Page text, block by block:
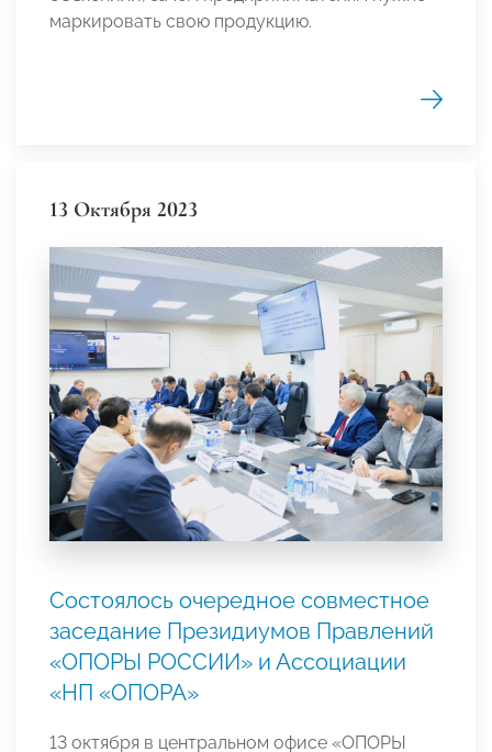
маркировать свою продукцию.
13 Октября 2023
Состоялось очередное совместное
заседание Президиумов Правлений
«ОПОРЫ РОССИИ» и Ассоциации
«НП «ОПОРА»
13 октября в центральном офисе «ОПОРЫ